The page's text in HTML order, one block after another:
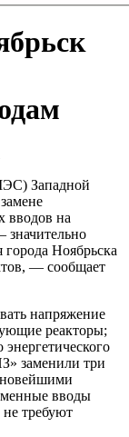
Западной
вводов на
значительно
города Ноябрьска
— сообщает
напряжение
реакторы;
заменили три
новейшими
вводы
требуют